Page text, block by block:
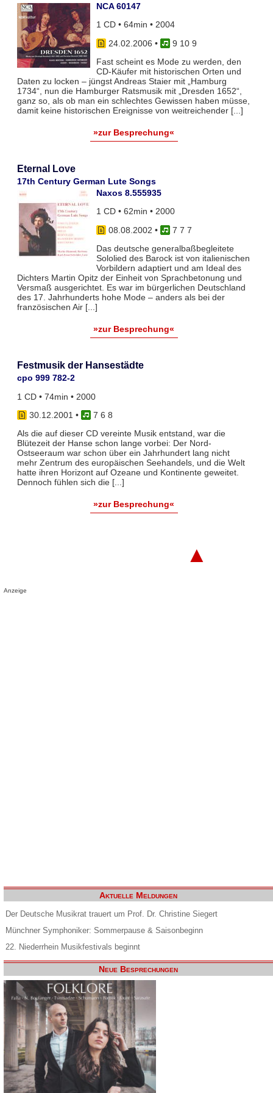
NCA 60147
1 CD • 64min • 2004
24.02.2006 •
9 10 9
Fast scheint es Mode zu werden, den
CD-Käufer mit historischen Orten und
Daten zu locken – jüngst Andreas Staier mit „Hamburg
1734“, nun die Hamburger Ratsmusik mit „Dresden 1652“,
ganz so, als ob man ein schlechtes Gewissen haben müsse,
damit keine historischen Ereignisse von weitreichender [...]
»zur Besprechung«
Eternal Love
17th Century German Lute Songs
Naxos 8.555935
1 CD • 62min • 2000
08.08.2002 •
7 7 7
Das deutsche generalbaßbegleitete
Sololied des Barock ist von italienischen
Vorbildern adaptiert und am Ideal des
Dichters Martin Opitz der Einheit von Sprachbetonung und
Versmaß ausgerichtet. Es war im bürgerlichen Deutschland
des 17. Jahrhunderts hohe Mode – anders als bei der
französischen Air [...]
»zur Besprechung«
Festmusik der Hansestädte
cpo 999 782-2
1 CD • 74min • 2000
30.12.2001 •
7 6 8
Als die auf dieser CD vereinte Musik entstand, war die
Blütezeit der Hanse schon lange vorbei: Der Nord-
Ostseeraum war schon über ein Jahrhundert lang nicht
mehr Zentrum des europäischen Seehandels, und die Welt
hatte ihren Horizont auf Ozeane und Kontinente geweitet.
Dennoch fühlen sich die [...]
»zur Besprechung«
▲
Anzeige
Aktuelle Meldungen
Der Deutsche Musikrat trauert um Prof. Dr. Christine Siegert
Münchner Symphoniker: Sommerpause & Saisonbeginn
22. Niederrhein Musikfestivals beginnt
Neue Besprechungen